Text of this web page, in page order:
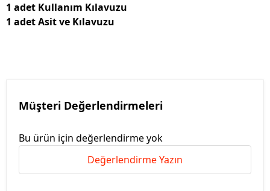
1 adet Kullanım Kılavuzu
1 adet Asit ve Kılavuzu
Müşteri Değerlendirmeleri
Bu ürün için değerlendirme yok
Değerlendirme Yazın